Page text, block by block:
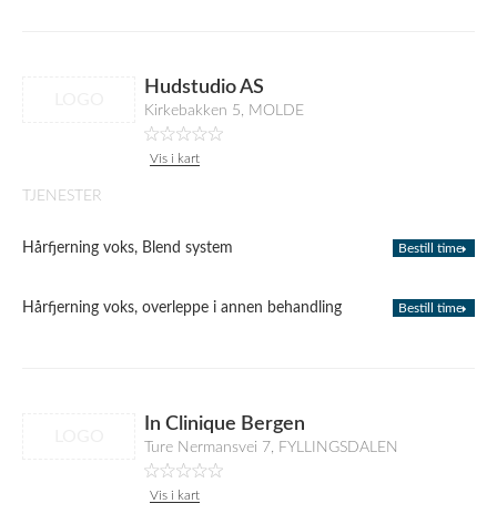
Hudstudio AS
Kirkebakken 5, MOLDE
Vis i kart
TJENESTER
Hårfjerning voks, Blend system Bestill time
Hårfjerning voks, overleppe i annen behandling Bestill time
In Clinique Bergen
Ture Nermansvei 7, FYLLINGSDALEN
Vis i kart